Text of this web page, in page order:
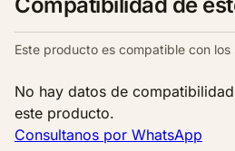
Este producto es compatible con los
No hay datos de
este producto.
Consultanos por WhatsApp